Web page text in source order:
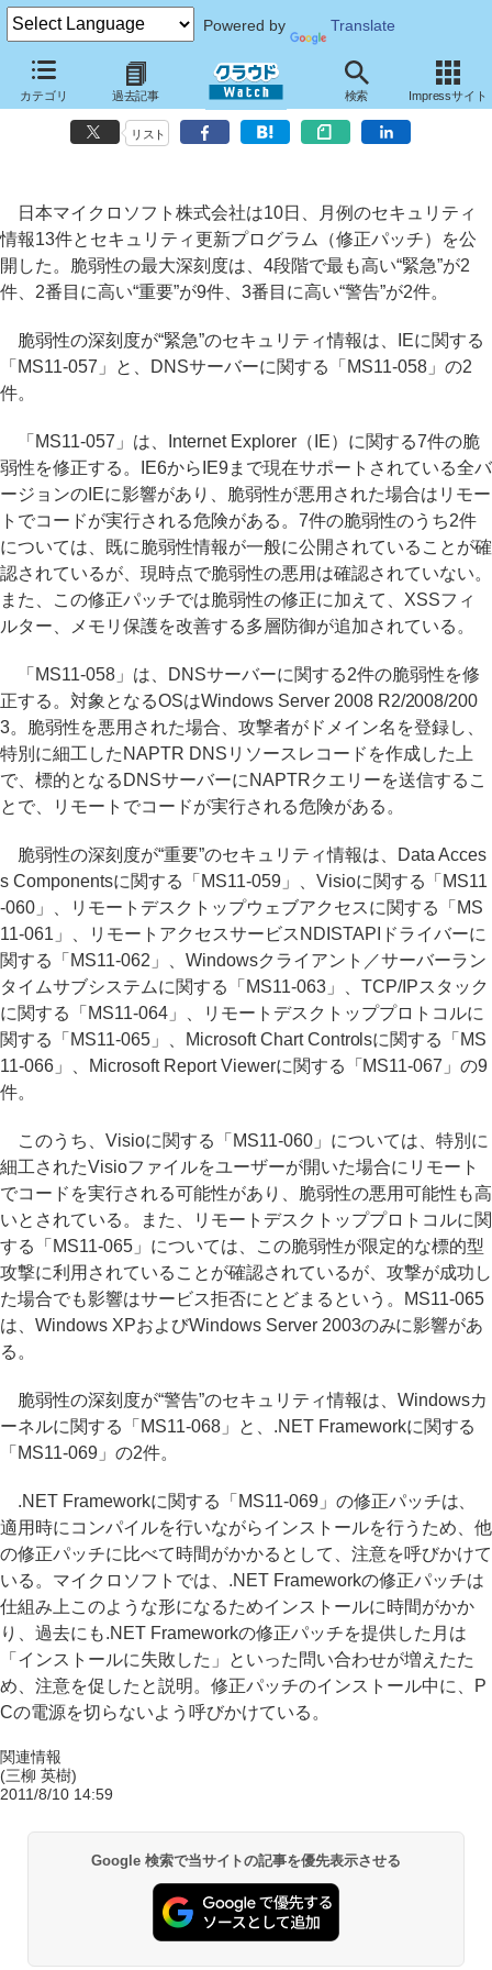
Powered by Translate
カテゴリ 過去記事 検索 Impressサイト
MSが8月の月例パッチ13件を公開、IEやDNSサーバーの脆弱性などを
修正
リスト
日本マイクロソフト株式会社は10日、月例のセキュリティ
情報13件とセキュリティ更新プログラム（修正パッチ）を公
開した。脆弱性の最大深刻度は、4段階で最も高い“緊急”が2
件、2番目に高い“重要”が9件、3番目に高い“警告”が2件。
脆弱性の深刻度が“緊急”のセキュリティ情報は、IEに関する
「MS11-057」と、DNSサーバーに関する「MS11-058」の2
件。
「MS11-057」は、Internet Explorer（IE）に関する7件の脆
弱性を修正する。IE6からIE9まで現在サポートされている全バ
ージョンのIEに影響があり、脆弱性が悪用された場合はリモー
トでコードが実行される危険がある。7件の脆弱性のうち2件
については、既に脆弱性情報が一般に公開されていることが確
認されているが、現時点で脆弱性の悪用は確認されていない。
また、この修正パッチでは脆弱性の修正に加えて、XSSフィ
ルター、メモリ保護を改善する多層防御が追加されている。
「MS11-058」は、DNSサーバーに関する2件の脆弱性を修
正する。対象となるOSはWindows Server 2008 R2/2008/200
3。脆弱性を悪用された場合、攻撃者がドメイン名を登録し、
特別に細工したNAPTR DNSリソースレコードを作成した上
で、標的となるDNSサーバーにNAPTRクエリーを送信するこ
とで、リモートでコードが実行される危険がある。
脆弱性の深刻度が“重要”のセキュリティ情報は、Data Acces
s Componentsに関する「MS11-059」、Visioに関する「MS11
-060」、リモートデスクトップウェブアクセスに関する「MS
11-061」、リモートアクセスサービスNDISTAPIドライバーに
関する「MS11-062」、Windowsクライアント／サーバーラン
タイムサブシステムに関する「MS11-063」、TCP/IPスタック
に関する「MS11-064」、リモートデスクトッププロトコルに
関する「MS11-065」、Microsoft Chart Controlsに関する「MS
11-066」、Microsoft Report Viewerに関する「MS11-067」の9
件。
このうち、Visioに関する「MS11-060」については、特別に
細工されたVisioファイルをユーザーが開いた場合にリモート
でコードを実行される可能性があり、脆弱性の悪用可能性も高
いとされている。また、リモートデスクトッププロトコルに関
する「MS11-065」については、この脆弱性が限定的な標的型
攻撃に利用されていることが確認されているが、攻撃が成功し
た場合でも影響はサービス拒否にとどまるという。MS11-065
は、Windows XPおよびWindows Server 2003のみに影響があ
る。
脆弱性の深刻度が“警告”のセキュリティ情報は、Windowsカ
ーネルに関する「MS11-068」と、.NET Frameworkに関する
「MS11-069」の2件。
.NET Frameworkに関する「MS11-069」の修正パッチは、
適用時にコンパイルを行いながらインストールを行うため、他
の修正パッチに比べて時間がかかるとして、注意を呼びかけて
いる。マイクロソフトでは、.NET Frameworkの修正パッチは
仕組み上このような形になるためインストールに時間がかか
り、過去にも.NET Frameworkの修正パッチを提供した月は
「インストールに失敗した」といった問い合わせが増えたた
め、注意を促したと説明。修正パッチのインストール中に、P
Cの電源を切らないよう呼びかけている。
関連情報
(三柳 英樹)
2011/8/10 14:59
Google 検索で当サイトの記事を優先表示させる